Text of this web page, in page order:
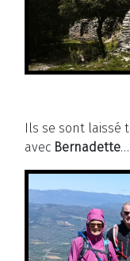
Ils se sont
avec Bernadette…